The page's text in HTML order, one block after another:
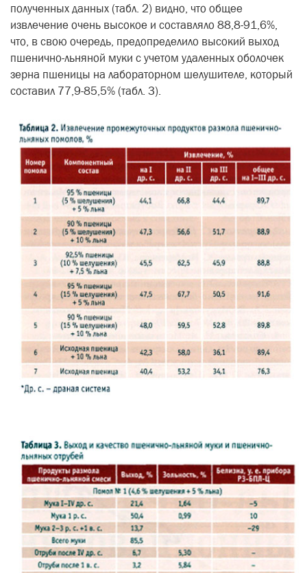
полученных данных (табл. 2) видно, что общее
извлечение очень высокое и составляло 88,8-91,6%,
что, в свою очередь, предопределило высокий выход
пшенично-льняной муки с учетом удаленных оболочек
зерна пшеницы на лабораторном шелушителе, который
составил 77,9-85,5% (табл. 3).